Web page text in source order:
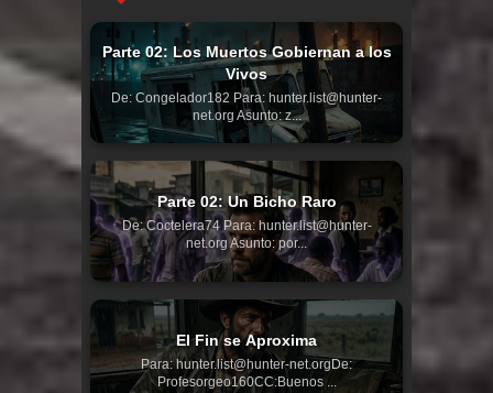
Parte 02: Los Muertos Gobiernan a los
Vivos
De: Congelador182 Para: hunter.list@hunter-
net.org Asunto: z...
Parte 02: Un Bicho Raro
De: Coctelera74 Para: hunter.list@hunter-
net.org Asunto: por...
El Fin se Aproxima
Para: hunter.list@hunter-net.orgDe:
Profesorgeo160CC:Buenos ...